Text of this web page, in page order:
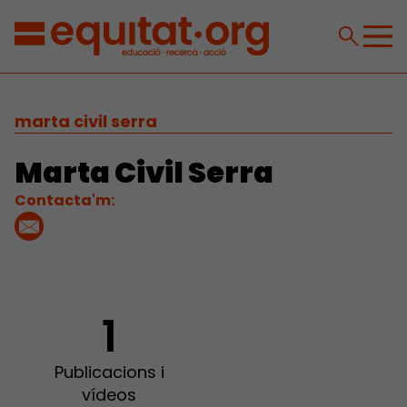
marta civil serra
Marta Civil Serra
Contacta'm:
1
Publicacions i
vídeos